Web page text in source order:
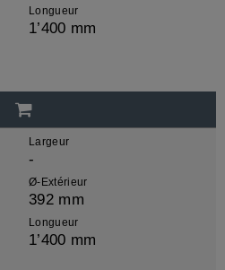
Longueur
1’400 mm
Largeur
-
Ø-Extérieur
392 mm
Longueur
1’400 mm